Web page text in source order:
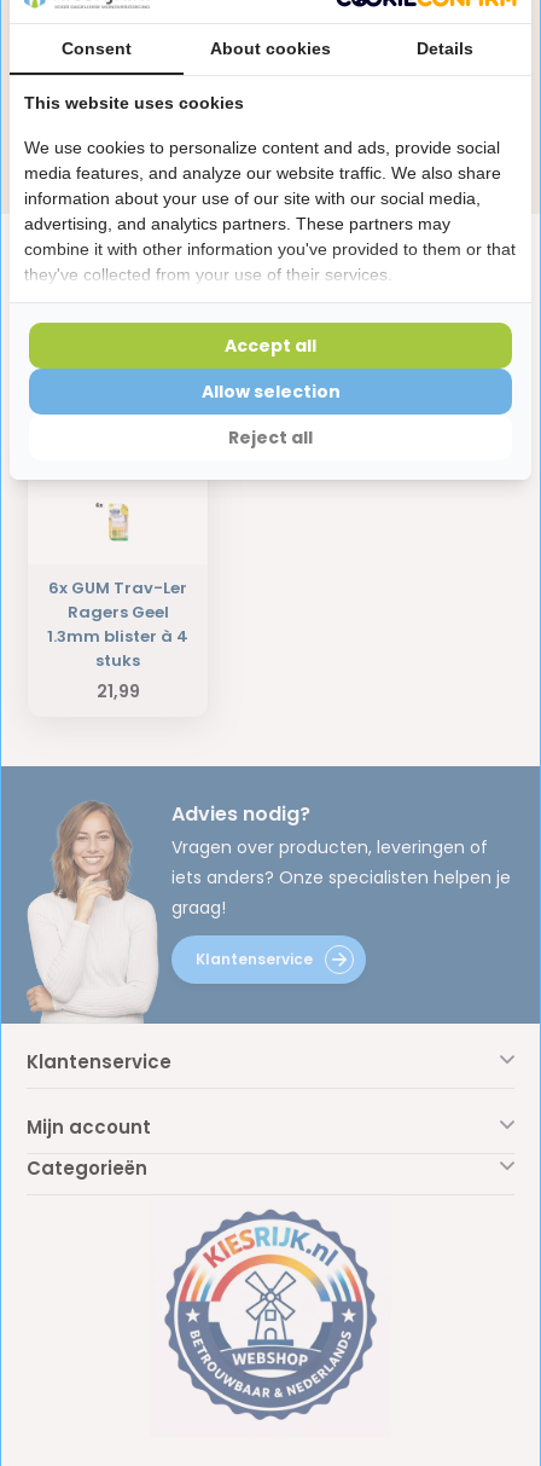
Productomschrijving
Reviews
Heb je een vraag over dit product?
Onze specialisten helpen je graag! Spreek ons aan
in de chat of stuur een e-mail.
Stuur e-mail
Laatst bekeken producten
6x GUM Trav-Ler
Ragers Geel
1.3mm blister à 4
stuks
21,99
Advies nodig?
Vragen over producten, leveringen of
iets anders? Onze specialisten helpen je
graag!
Klantenservice
Klantenservice
Mijn account
Categorieën
Consent About cookies Details
This website uses cookies
We use cookies to personalize content and ads, provide social
media features, and analyze our website traffic. We also share
information about your use of our site with our social media,
advertising, and analytics partners. These partners may
combine it with other information you've provided to them or that
they've collected from your use of their services.
Reject all
Allow selection
Accept all